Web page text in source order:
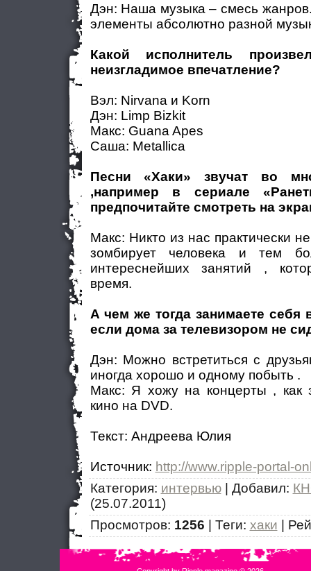
Дэн: Наша музыка – смесь
элементы абсолютно разной
Какой исполнитель
неизгладимое впечатление?
Вэл: Nirvana и Korn
Дэн: Limp Bizkit
Макс: Guana Apes
Саша: Metallica
Песни «Хаки» звучат во
,например в сериале
предпочитайте смотреть на
Макс: Никто из нас практически
зомбирует человека и тем
интереснейших занятий ,
время.
А чем же тогда занимаете себя
если дома за телевизором не
Дэн: Можно встретиться с
иногда хорошо и одному побыть .
Макс: Я хожу на концерты , как
кино на DVD.
Текст: Андреева Юлия
Источник: http://www.ripple-portal-
Категория: интервью| Добавил:
(25.07.2011)
Просмотров: 1256 | Теги: хаки |